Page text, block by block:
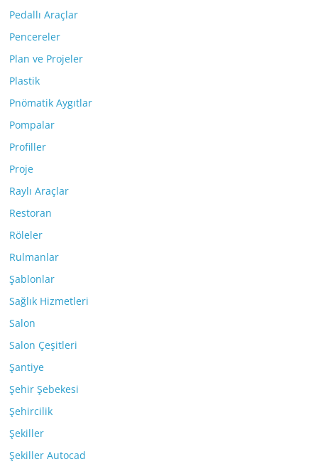
Pedallı Araçlar
Pencereler
Plan ve Projeler
Plastik
Pnömatik Aygıtlar
Pompalar
Profiller
Proje
Raylı Araçlar
Restoran
Röleler
Rulmanlar
Şablonlar
Sağlık Hizmetleri
Salon
Salon Çeşitleri
Şantiye
Şehir Şebekesi
Şehircilik
Şekiller
Şekiller Autocad